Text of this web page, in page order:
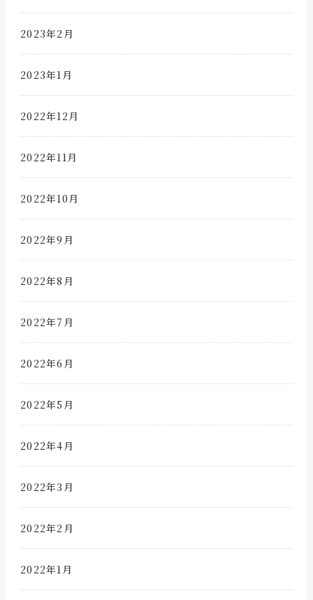
2023年2月
2023年1月
2022年12月
2022年11月
2022年10月
2022年9月
2022年8月
2022年7月
2022年6月
2022年5月
2022年4月
2022年3月
2022年2月
2022年1月